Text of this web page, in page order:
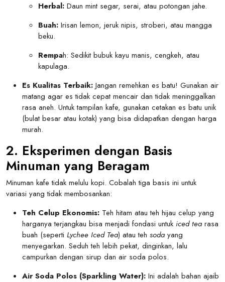
Herbal: Daun mint segar, serai, atau potongan jahe.
Buah: Irisan lemon, jeruk nipis, stroberi, atau mangga
beku.
Rempah: Sedikit bubuk kayu manis, cengkeh, atau
kapulaga.
Es Kualitas Terbaik: Jangan remehkan es batu! Gunakan air
matang agar es tidak cepat mencair dan tidak meninggalkan
rasa aneh. Untuk tampilan kafe, gunakan cetakan es batu unik
(bulat besar atau kotak) yang bisa didapatkan dengan harga
murah.
2. Eksperimen dengan Basis
Minuman yang Beragam
Minuman kafe tidak melulu kopi. Cobalah tiga basis ini untuk
variasi yang tidak membosankan:
Teh Celup Ekonomis: Teh hitam atau teh hijau celup yang
harganya terjangkau bisa menjadi fondasi untuk iced tea rasa
buah (seperti Lychee Iced Tea) atau teh soda yang
menyegarkan. Seduh teh lebih pekat, dinginkan, lalu
campurkan dengan sirup dan air soda polos.
Air Soda Polos (Sparkling Water): Ini adalah bahan ajaib